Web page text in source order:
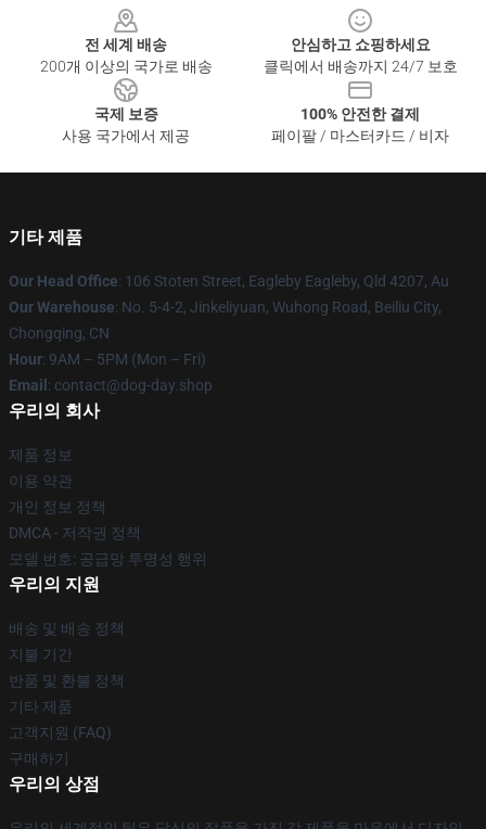
전 세계 배송
200개 이상의 국가로 배송
안심하고 쇼핑하세요
클릭에서 배송까지 24/7 보호
국제 보증
사용 국가에서 제공
100% 안전한 결제
페이팔 / 마스터카드 / 비자
기타 제품
Our Head Office: 106 Stoten Street, Eagleby Eagleby, Qld 4207, Au
Our Warehouse: No. 5-4-2, Jinkeliyuan, Wuhong Road, Beiliu City,
Chongqing, CN
Hour: 9AM – 5PM (Mon – Fri)
Email : contact@dog-day.shop
우리의 회사
제품 정보
이용 약관
개인 정보 정책
DMCA - 저작권 정책
모델 번호: 공급망 투명성 행위
우리의 지원
배송 및 배송 정책
지불 기간
반품 및 환불 정책
기타 제품
고객지원 (FAQ)
구매하기
우리의 상점